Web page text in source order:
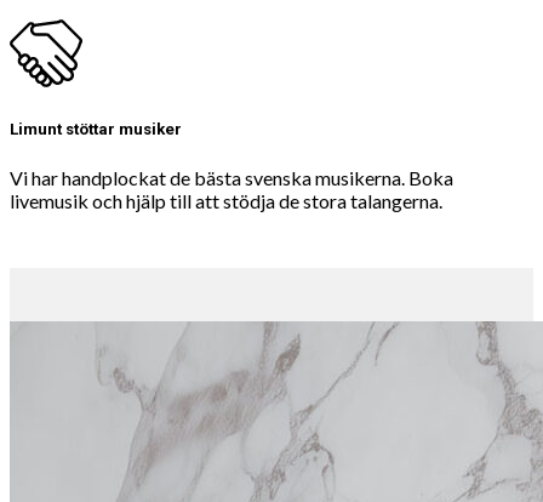
Limunt stöttar musiker
Vi har handplockat de bästa svenska musikerna. Boka
livemusik och hjälp till att stödja de stora talangerna.